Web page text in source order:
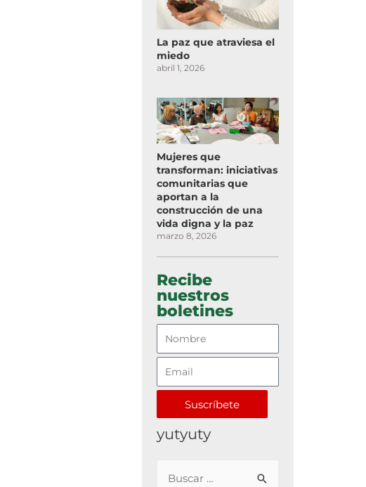
La paz que atraviesa el
miedo
abril 1, 2026
Mujeres que
transforman: iniciativas
comunitarias que
aportan a la
construcción de una
vida digna y la paz
marzo 8, 2026
Recibe
nuestros
boletines
Suscríbete
yutyuty